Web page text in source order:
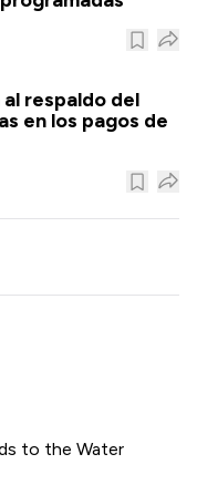
respaldo del
en los pagos de
to the Water